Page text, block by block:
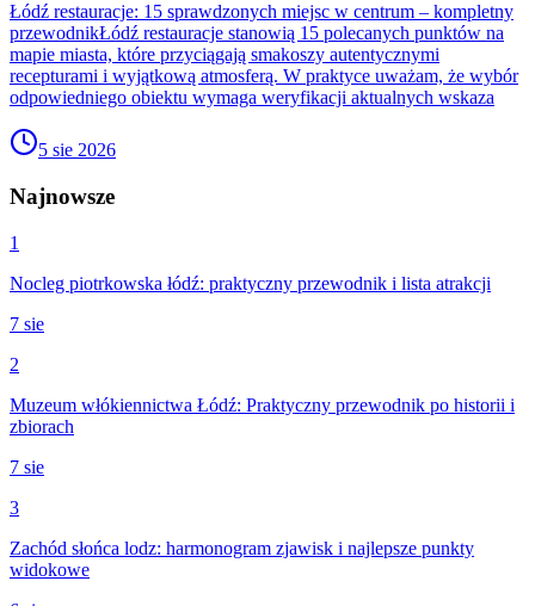
Łódź restauracje: 15 sprawdzonych miejsc w centrum – kompletny
przewodnikŁódź restauracje stanowią 15 polecanych punktów na
mapie miasta, które przyciągają smakoszy autentycznymi
recepturami i wyjątkową atmosferą. W praktyce uważam, że wybór
odpowiedniego obiektu wymaga weryfikacji aktualnych wskaza
5 sie 2026
Najnowsze
1
Nocleg piotrkowska łódź: praktyczny przewodnik i lista atrakcji
7 sie
2
Muzeum włókiennictwa Łódź: Praktyczny przewodnik po historii i
zbiorach
7 sie
3
Zachód słońca lodz: harmonogram zjawisk i najlepsze punkty
widokowe